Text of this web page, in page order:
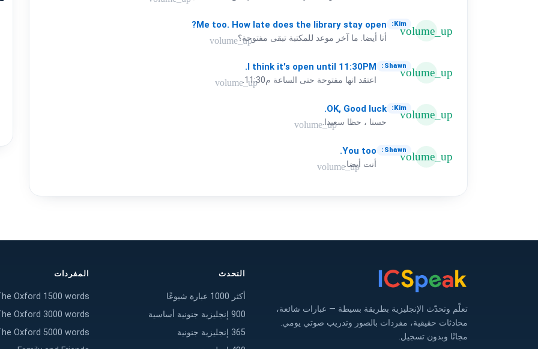
volume_up
Kim:
Me too. How late does the library stay open?
أنا أيضا. ما آخر موعد للمكتبة تبقى مفتوحة؟volume_up
volume_up
Shawn:
think it's open until 11:30PM.
اعتقد انها مفتوحة حتى الساعة م11:30. volume_up
volume_up
Kim:
OK, Good luck.
حسنا ، حظا سعيدا.volume_up
volume_up
Shawn:
You too.
أنت أيضا.volume_up
تعلّم وتحدّث الإنجليزية بطريقة بسيطة — عبارات شائعة،
محادثات حقيقية، مفردات بالصور وتدريب صوتي يومي.
مجانًا وبدون تسجيل.
التحدث
أكثر 1000 عبارة شيوعًا
900 إنجليزية جنونية أساسية
365 إنجليزية جنونية
المفردات
Oxford 1500 words
Oxford 3000 words
Oxford 5000 words